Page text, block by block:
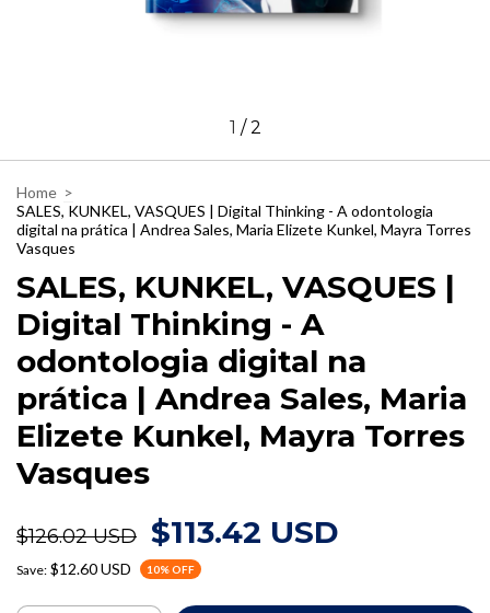
1 /2
Home >
SALES, KUNKEL, VASQUES | Digital Thinking - A odontologia
digital na prática | Andrea Sales, Maria Elizete Kunkel, Mayra Torres
Vasques
SALES, KUNKEL, VASQUES |
Digital Thinking - A
odontologia digital na
prática | Andrea Sales, Maria
Elizete Kunkel, Mayra Torres
Vasques
$126.02 USD $113.42 USD
Save: $12.60 USD 10% OFF